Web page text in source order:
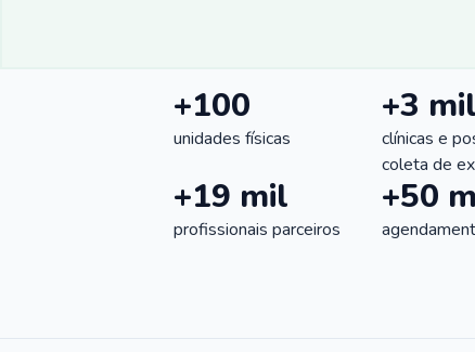
+100
unidades físicas
+3 mil
clínicas e
coleta de
+19 mil
profissionais parceiros
+50